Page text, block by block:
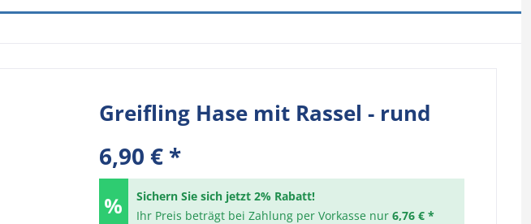
Greifling Hase mit Rassel - rund
6,90 € *
Sichern Sie sich jetzt 2% Rabatt!
Ihr Preis beträgt bei Zahlung per Vorkasse nur 6,76 € *